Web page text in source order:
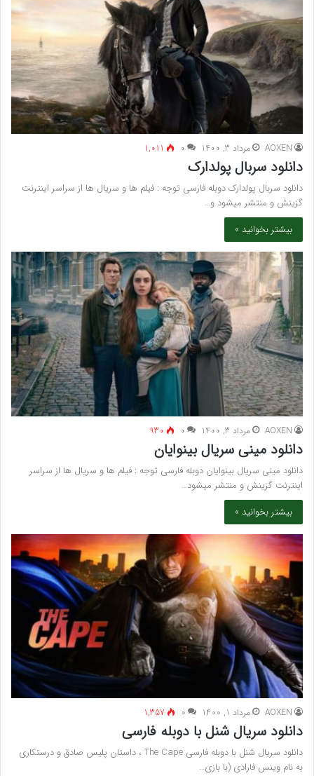
AOXEN مرداد 3, 1400 ۰ 1,011
دانلود سربال پولدارک
دانلود سربال پولدارک دوبله فارسی توجه : فیلم ها و سریال ها از سراسر اینترنت
گزینش و منتشر میشود و…
بیشتر بخوانید »
AOXEN مرداد 3, 1400 ۰ 930
دانلود مینی سریال بینوایان
دانلود مینی سریال بینوایان دوبله فارسی توجه : فیلم ها و سریال ها از سراسر
اینترنت گزینش و منتشر میشود…
بیشتر بخوانید »
AOXEN مرداد 1, 1400 ۰ 1,357
دانلود سریال شنل با دوبله فارسی
دانلود سریال شنل با دوبله فارسی The Cape ، داستان پلیس صادق و درستکاری
به نام وینس فارادی (با بازی…